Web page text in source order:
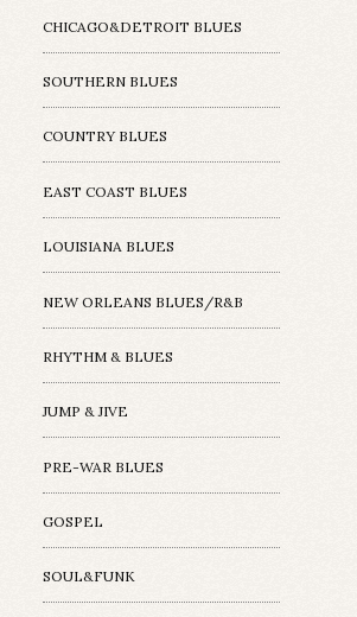
CHICAGO&DETROIT BLUES
SOUTHERN BLUES
COUNTRY BLUES
EAST COAST BLUES
LOUISIANA BLUES
NEW ORLEANS BLUES/R&B
RHYTHM & BLUES
JUMP & JIVE
PRE-WAR BLUES
GOSPEL
SOUL&FUNK